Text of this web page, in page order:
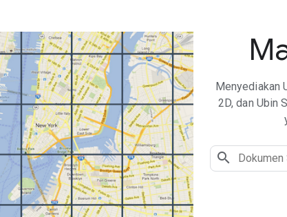
Menyediakan
2D, dan Ubin